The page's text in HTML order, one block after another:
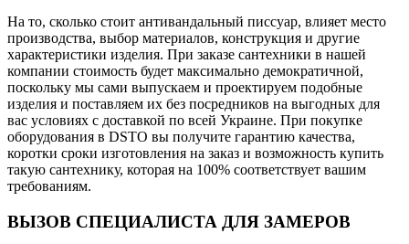
На то, сколько стоит антивандальный писсуар, влияет место
производства, выбор материалов, конструкция и другие
характеристики изделия. При заказе сантехники в нашей
компании стоимость будет максимально демократичной,
поскольку мы сами выпускаем и проектируем подобные
изделия и поставляем их без посредников на выгодных для
вас условиях с доставкой по всей Украине. При покупке
оборудования в DSTO вы получите гарантию качества,
коротки сроки изготовления на заказ и возможность купить
такую сантехнику, которая на 100% соответствует вашим
требованиям.
ВЫЗОВ СПЕЦИАЛИСТА ДЛЯ ЗАМЕРОВ